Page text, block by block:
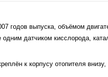
годов выпуска, объёмом
датчиком кисслорода,
к корпусу отопителя